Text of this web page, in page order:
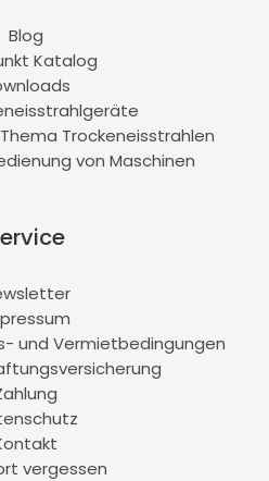
Blog
Katalog
Trockeneisstrahlen
von Maschinen
und Vermietbedingungen
vergessen